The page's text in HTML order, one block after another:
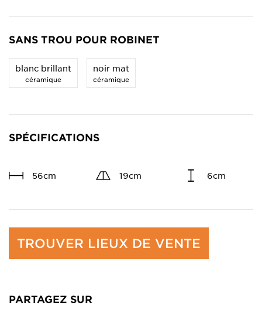
SANS TROU POUR ROBINET
blanc brillant
céramique
noir mat
céramique
SPÉCIFICATIONS
56cm 19cm 6cm
TROUVER LIEUX DE VENTE
PARTAGEZ SUR